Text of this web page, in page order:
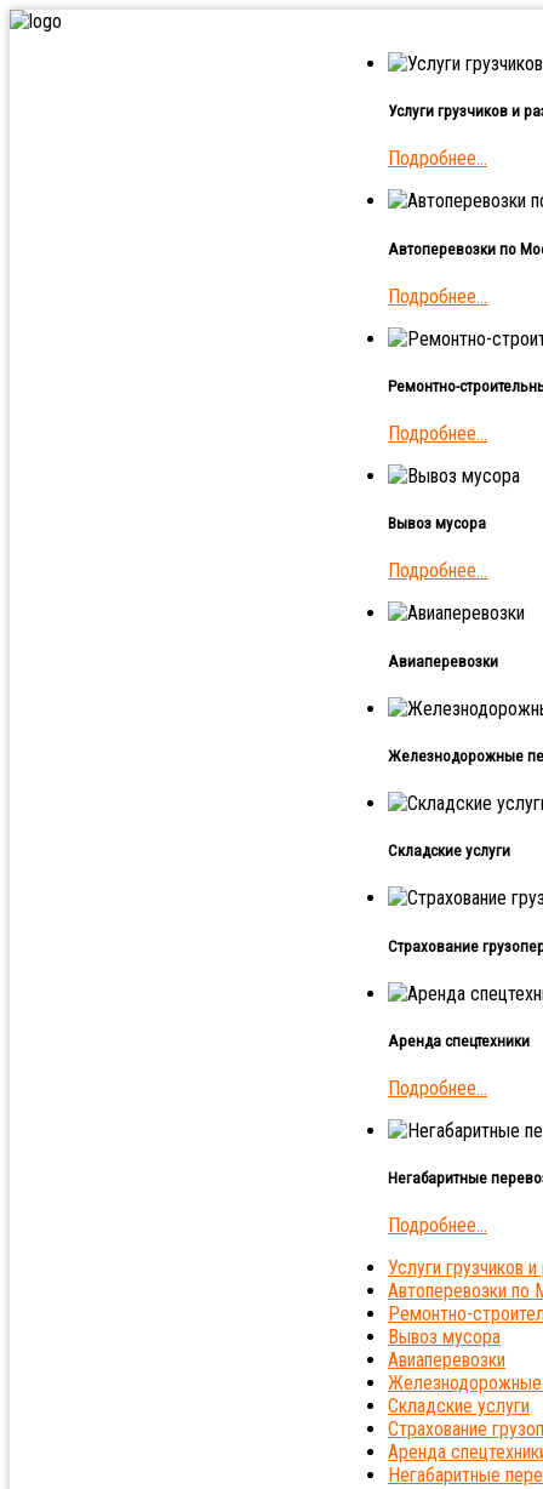
Услуги грузчиков и
Подробнее...
Автоперевозки по
Подробнее...
Ремонтно-
Подробнее...
Вывоз мусора
Подробнее...
Авиаперевозки
Железнодорожные
Складские услуги
Страхование
Аренда спецтехники
Подробнее...
Негабаритные
Подробнее...
Услуги грузчиков
Автоперевозки по
Ремонтно-
Вывоз мусора
Авиаперевозки
Железнодорожные
Складские услуги
Страхование
Аренда
Негабаритные